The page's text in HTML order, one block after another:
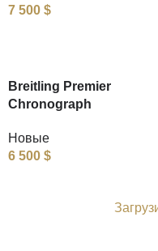
7 500 $
Breitling Premier
Chronograph
Новые
6 500 $